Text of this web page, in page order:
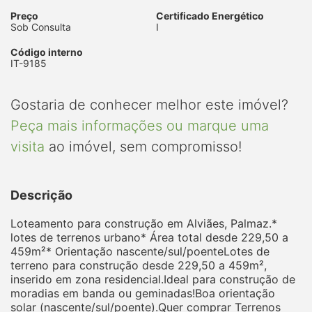
Preço
Sob Consulta
Certificado Energético
I
Código interno
IT-9185
Gostaria de conhecer melhor este imóvel?
Peça mais informações ou marque uma
visita ao imóvel, sem compromisso!
Descrição
Loteamento para construção em Alviães, Palmaz.*
lotes de terrenos urbano* Área total desde 229,50 a
459m²* Orientação nascente/sul/poenteLotes de
terreno para construção desde 229,50 a 459m²,
inserido em zona residencial.Ideal para construção de
moradias em banda ou geminadas!Boa orientação
solar (nascente/sul/poente).Quer comprar Terrenos